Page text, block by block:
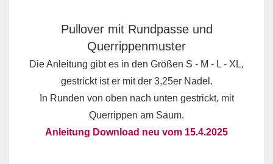
Pullover mit Rundpasse und
Querrippenmuster
Die Anleitung gibt es in den Größen S - M - L - XL,
gestrickt ist er mit der 3,25er Nadel.
In Runden von oben nach unten gestrickt, mit
Querrippen am Saum.
Anleitung Download neu vom 15.4.2025